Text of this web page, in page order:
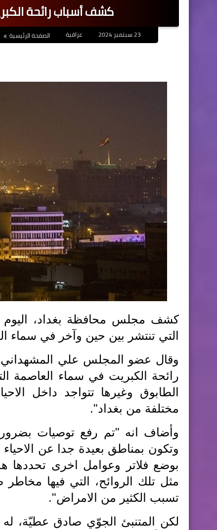
كشف أسباب رائحة
عراقية الصفحة الرئيسية
التي تنتشر بين حين وآخر في سماء
وقال عضو المجلس علي
رائحة الكبريت في سماء العاصمة
الطابوق وغيرها تتواجد داخل
مختلفة من بغداد".
وأضاف انه "تم رفع توصيات
وتكون بمناطق بعيدة جدا عن
بوضع فلاتر وعوامل اخرى تحددها
مثل تلك الروائح، التي فيها
تسبب الكثير من الامراض".
لكن المتنبئ الجوّي صادق عطيّة، له